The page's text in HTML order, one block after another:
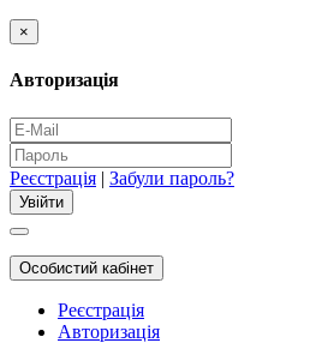
×
Авторизація
Реєстрація | Забули пароль?
Особистий кабінет
Реєстрація
Авторизація